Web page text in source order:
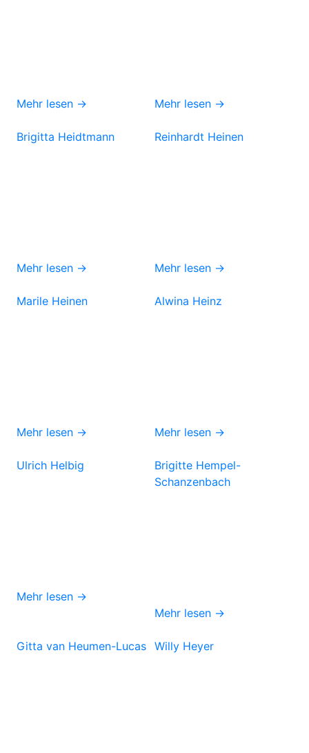
Mehr lesen → Mehr lesen →
Brigitta Heidtmann
Mehr lesen →
Reinhardt Heinen
Mehr lesen →
Marile Heinen
Mehr lesen →
Alwina Heinz
Mehr lesen →
Ulrich Helbig
Mehr lesen →
Brigitte Hempel-
Schanzenbach
Mehr lesen →
Gitta van Heumen-Lucas Willy Heyer